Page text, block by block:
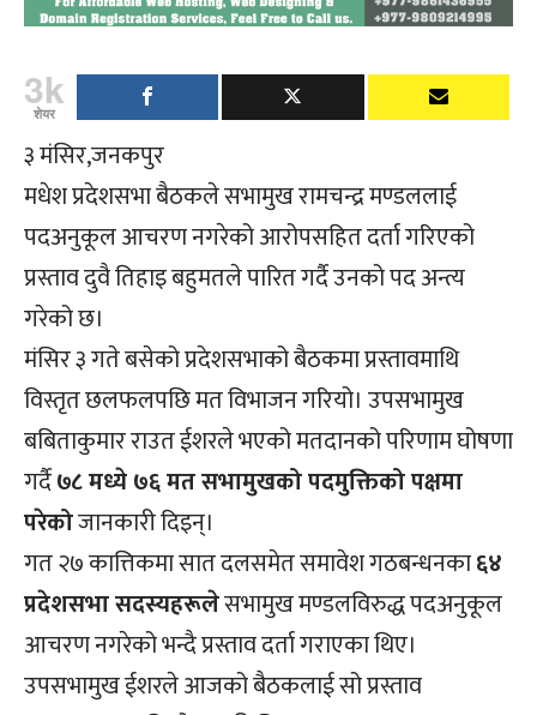
3k
शेयर
३ मंसिर,जनकपुर
मधेश प्रदेशसभा बैठकले सभामुख रामचन्द्र मण्डललाई
पदअनुकूल आचरण नगरेको आरोपसहित दर्ता गरिएको
प्रस्ताव दुवै तिहाइ बहुमतले पारित गर्दै उनको पद अन्त्य
गरेको छ।
मंसिर ३ गते बसेको प्रदेशसभाको बैठकमा प्रस्तावमाथि
विस्तृत छलफलपछि मत विभाजन गरियो। उपसभामुख
बबिताकुमार राउत ईशरले भएको मतदानको परिणाम घोषणा
गर्दै७८ मध्ये ७६ मत सभामुखको पदमुक्तिको पक्षमा
परेकोजानकारी दिइन्।
गत २७ कात्तिकमा सात दलसमेत समावेश गठबन्धनका६४
प्रदेशसभा सदस्यहरूलेसभामुख मण्डलविरुद्ध पदअनुकूल
आचरण नगरेको भन्दै प्रस्ताव दर्ता गराएका थिए।
उपसभामुख ईशरले आजको बैठकलाई सो प्रस्ताव